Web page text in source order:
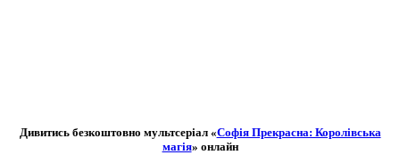
Дивитись безкоштовно мультсеріал «Софія Прекрасна: Королівська
магія» онлайн